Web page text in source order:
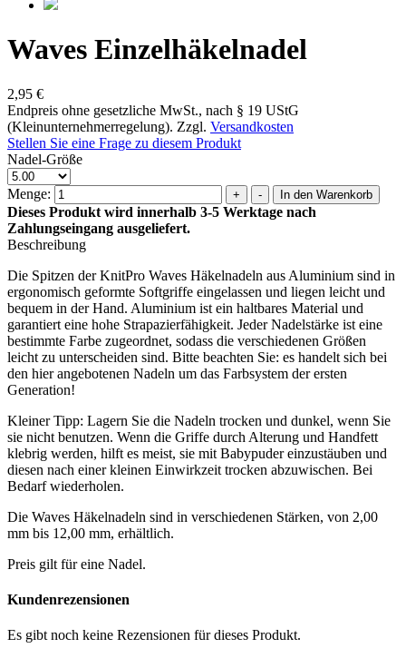
Waves Einzelhäkelnadel
2,95 €
Endpreis ohne gesetzliche MwSt., nach § 19 UStG
(Kleinunternehmerregelung). Zzgl. Versandkosten
Stellen Sie eine Frage zu diesem Produkt
Nadel-Größe
Menge:
Dieses Produkt wird innerhalb 3-5 Werktage nach
Zahlungseingang ausgeliefert.
Beschreibung
Die Spitzen der KnitPro Waves Häkelnadeln aus Aluminium sind in
ergonomisch geformte Softgriffe eingelassen und liegen leicht und
bequem in der Hand. Aluminium ist ein haltbares Material und
garantiert eine hohe Strapazierfähigkeit. Jeder Nadelstärke ist eine
bestimmte Farbe zugeordnet, sodass die verschiedenen Größen
leicht zu unterscheiden sind. Bitte beachten Sie: es handelt sich bei
den hier angebotenen Nadeln um das Farbsystem der ersten
Generation!
Kleiner Tipp: Lagern Sie die Nadeln trocken und dunkel, wenn Sie
sie nicht benutzen. Wenn die Griffe durch Alterung und Handfett
klebrig werden, hilft es meist, sie mit Babypuder einzustäuben und
diesen nach einer kleinen Einwirkzeit trocken abzuwischen. Bei
Bedarf wiederholen.
Die Waves Häkelnadeln sind in verschiedenen Stärken, von 2,00
mm bis 12,00 mm, erhältlich.
Preis gilt für eine Nadel.
Kundenrezensionen
Es gibt noch keine Rezensionen für dieses Produkt.